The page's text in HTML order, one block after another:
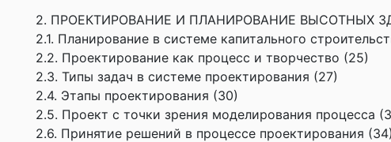
2. ПРОЕКТИРОВАНИЕ И ПЛАНИРОВАНИЕ ВЫСОТНЫХ
2.1. Планирование в системе капитального
2.2. Проектирование как процесс и творчество (25)
2.3. Типы задач в системе проектирования (27)
2.4. Этапы проектирования (30)
2.5. Проект с точки зрения моделирования процесса
2.6. Принятие решений в процессе проектирования (34)